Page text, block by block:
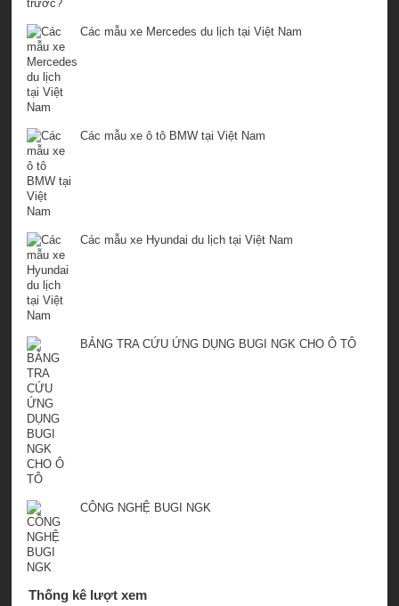
Các mẫu xe Mercedes du lịch tại Việt Nam
Các mẫu xe ô tô BMW tại Việt Nam
Các mẫu xe Hyundai du lịch tại Việt Nam
BẢNG TRA CỨU ỨNG DỤNG BUGI NGK CHO Ô TÔ
CÔNG NGHỆ BUGI NGK
Thống kê lượt xem